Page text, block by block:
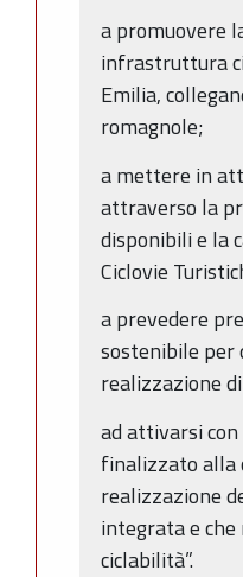
a promuovere
infrastruttura
Emilia,
romagnole;
a mettere in
attraverso la
disponibili e la
Ciclovie
a prevedere
sostenibile
realizzazione
ad attivarsi
finalizzato alla
realizzazione
integrata e
ciclabilità”.